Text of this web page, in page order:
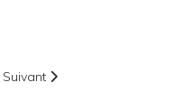
: Ricardo Sanchez
Article suivant : Vidéo le clip
Suivant